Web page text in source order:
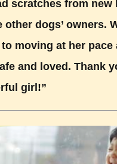
scratches from new
other dogs’ owners.
moving at her pace
and loved. Thank
girl!”